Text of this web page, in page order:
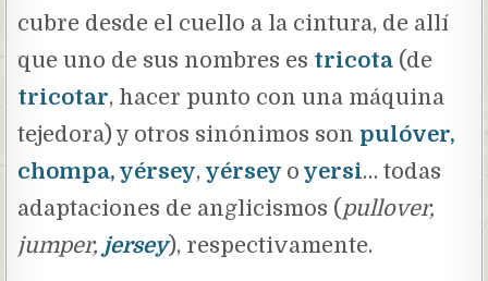
cubre desde el cuello a la cintura, de allí
que uno de sus nombres es tricota (de
tricotar, hacer punto con una máquina
tejedora) y otros sinónimos son pulóver,
chompa, yérsey,yérsey o yersi… todas
adaptaciones de anglicismos ( pullover,
jumper, jersey), respectivamente.